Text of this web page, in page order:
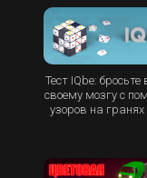
Тест IQbe:
своему мозгу с
узоров на гранях